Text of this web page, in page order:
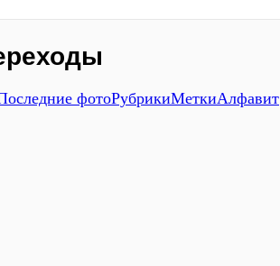
фотоРубрикиМеткиАлфавит